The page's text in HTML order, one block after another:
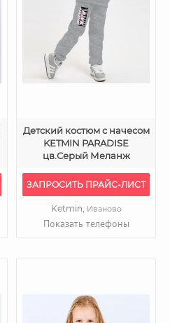
Детский костюм с начесом
KETMIN PARADISE
цв.Серый Меланж
ЗАПРОСИТЬ ПРАЙС-ЛИСТ
Ketmin, Иваново
Показать телефоны